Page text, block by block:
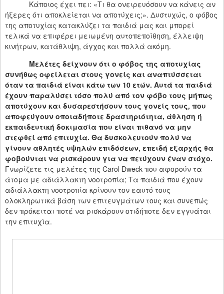
Κάποιος έχει πει: «Τι θα ονειρευόσουν να κάνεις αν
ήξερες ότι αποκλείεται να αποτύχεις;». Δυστυχώς, ο φόβος
της αποτυχίας κατακλύζει τα παιδιά μας και μπορεί
τελικά να επιφέρει μειωμένη αυτοπεποίθηση, έλλειψη
κινήτρων, κατάθλιψη, άγχος και πολλά ακόμη.
Μελέτες δείχνουν ότι ο φόβος της αποτυχίας
συνήθως οφείλεται στους γονείς και αναπτύσσεται
όταν τα παιδιά είναι κάτω των 10 ετών. Αυτά τα παιδιά
έχουν παραλύσει τόσο πολύ από τον φόβο τους μήπως
αποτύχουν και δυσαρεστήσουν τους γονείς τους, που
αποφεύγουν οποιαδήποτε δραστηριότητα, άθληση ή
εκπαιδευτική δοκιμασία που είναι πιθανό να μην
στεφθεί από επιτυχία. Θα δυσκολευτούν πολύ να
γίνουν αθλητές υψηλών επιδόσεων, επειδή εξαρχής θα
φοβούνται να ρισκάρουν για να πετύχουν έναν στόχο.
Γνωρίζετε τις μελέτες της Carol Dweck που αφορούν τα
άτομα με αδιάλλακτη νοοτροπία; Τα παιδιά που έχουν
αδιάλλακτη νοοτροπία κρίνουν τον εαυτό τους
ολοκληρωτικά βάση των επιτευγμάτων τους και συνεπώς
δεν πρόκειται ποτέ να ρισκάρουν οτιδήποτε δεν εγγυάται
την επιτυχία.